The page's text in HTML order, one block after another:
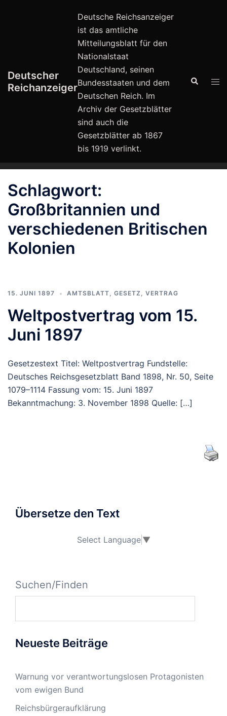
Deutscher
Reichanzeiger
Deutsche Reichsanzeiger
ist das amtliche
Mitteilungsblatt für den
Nationalstaat
Deutschland, seinen
Bundesstaaten und dem
Deutschen Reich. Im
Archiv der Gesetzblätter
sind auch die
Gesetzblätter ab 1867
bis 1919 verlinkt.
Suche
Schlagwort:
Großbritannien und
verschiedenen Britischen
Kolonien
15. JUNI 1897 AMTSBLATT, GESETZ , VERTRAG
Weltpostvertrag vom 15.
Juni 1897
Gesetzestext Titel: Weltpostvertrag Fundstelle:
Deutsches Reichsgesetzblatt Band 1898, Nr. 50, Seite
1079–1114 Fassung vom: 15. Juni 1897
Bekanntmachung: 3. November 1898 Quelle: […]
Übersetze den Text
Select Language ▼
Suchen/Finden
Neueste Beiträge
Warnung vor verantwortungslosen Protagonisten
vom ewigen Bund
Reichsbürgeraufklärung